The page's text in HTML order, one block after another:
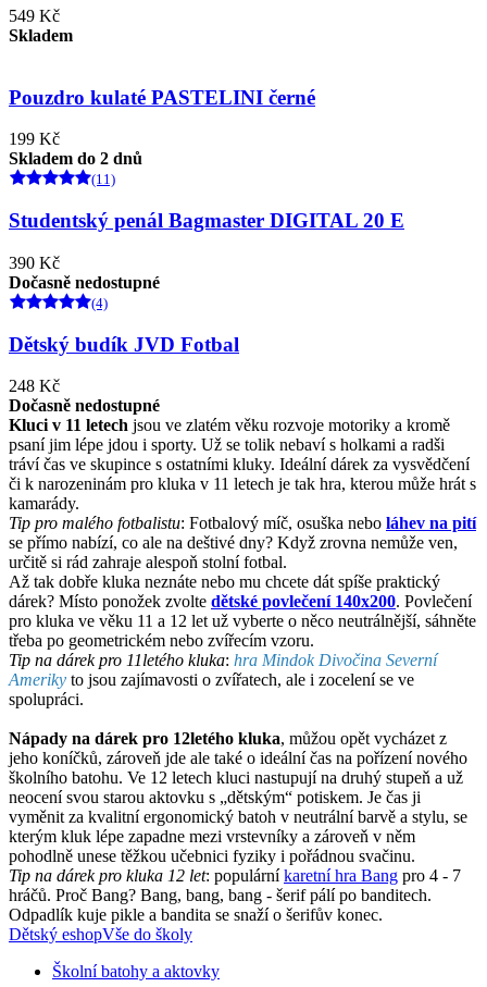
549 Kč
Skladem
Pouzdro kulaté PASTELINI černé
199 Kč
Skladem do 2 dnů
(11)
Studentský penál Bagmaster DIGITAL 20 E
390 Kč
Dočasně nedostupné
(4)
Dětský budík JVD Fotbal
248 Kč
Dočasně nedostupné
Kluci v 11 letech jsou ve zlatém věku rozvoje motoriky a kromě
psaní jim lépe jdou i sporty. Už se tolik nebaví s holkami a radši
tráví čas ve skupince s ostatními kluky. Ideální dárek za vysvědčení
či k narozeninám pro kluka v 11 letech je tak hra, kterou může hrát s
kamarády.
Tip pro malého fotbalistu: Fotbalový míč, osuška nebo láhev na pití
se přímo nabízí, co ale na deštivé dny? Když zrovna nemůže ven,
určitě si rád zahraje alespoň stolní fotbal.
Až tak dobře kluka neznáte nebo mu chcete dát spíše praktický
dárek? Místo ponožek zvolte dětské povlečení 140x200. Povlečení
pro kluka ve věku 11 a 12 let už vyberte o něco neutrálnější, sáhněte
třeba po geometrickém nebo zvířecím vzoru.
Tip na dárek pro 11letého kluka: hra Mindok Divočina Severní
Ameriky to jsou zajímavosti o zvířatech, ale i zocelení se ve
spolupráci.
Nápady na dárek pro 12letého kluka, můžou opět vycházet z
jeho koníčků, zároveň jde ale také o ideální čas na pořízení nového
školního batohu. Ve 12 letech kluci nastupují na druhý stupeň a už
neocení svou starou aktovku s „dětským“ potiskem. Je čas ji
vyměnit za kvalitní ergonomický batoh v neutrální barvě a stylu, se
kterým kluk lépe zapadne mezi vrstevníky a zároveň v něm
pohodlně unese těžkou učebnici fyziky i pořádnou svačinu.
Tip na dárek pro kluka 12 let: populárníkaretní hra Bang pro 4 - 7
hráčů. Proč Bang? Bang, bang, bang - šerif pálí po banditech.
Odpadlík kuje pikle a bandita se snaží o šerifův konec.
Dětský eshopVše do školy
Školní batohy a aktovky